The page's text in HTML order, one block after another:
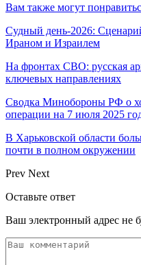
Вам также могут
Судный день-2026:
Ираном и Израилем
На фронтах СВО: русская
ключевых направлениях
Сводка Минобороны РФ о
операции на 7 июля 2025
В Харьковской области
почти в полном окружении
Prev Next
Оставьте ответ
Ваш электронный адрес не